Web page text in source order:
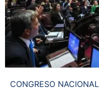
CONGRESO NACIONAL